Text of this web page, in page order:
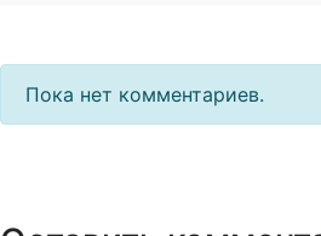
Пока нет комментариев.